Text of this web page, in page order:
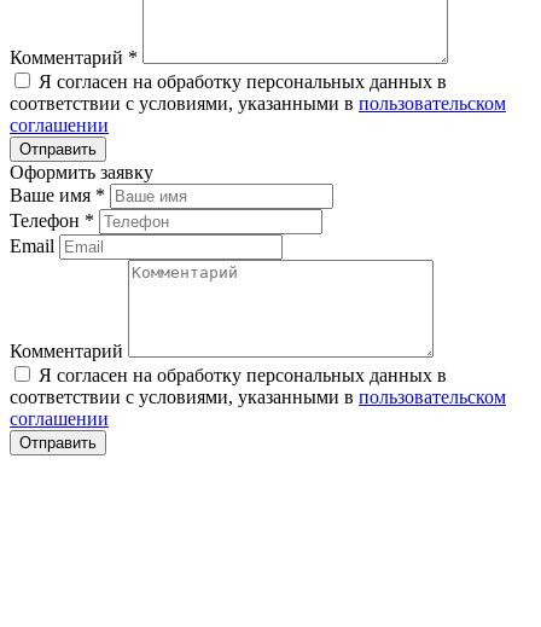
Комментарий *
Я согласен на обработку персональных данных в
соответствии с условиями, указанными в пользовательском
соглашении
Оформить заявку
Ваше имя *
Телефон *
Email
Комментарий
Я согласен на обработку персональных данных в
соответствии с условиями, указанными в пользовательском
соглашении